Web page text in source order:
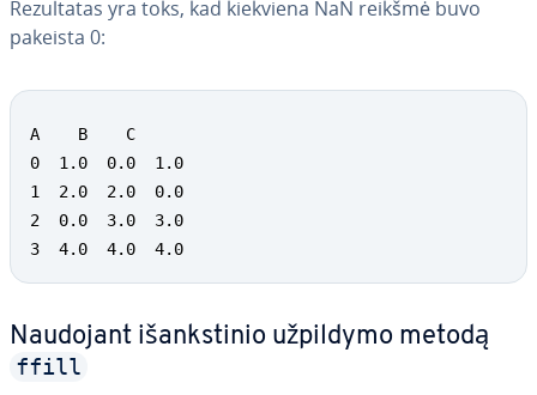
Re­zul­ta­tas yra toks, kad kiekviena NaN reikšmė buvo
pakeista 0:
A    B    C
0  1.0  0.0  1.0
1  2.0  2.0  0.0
2  0.0  3.0  3.0
3  4.0  4.0  4.0
Naudojant iš­anks­ti­nio užpildymo metodą
ffill